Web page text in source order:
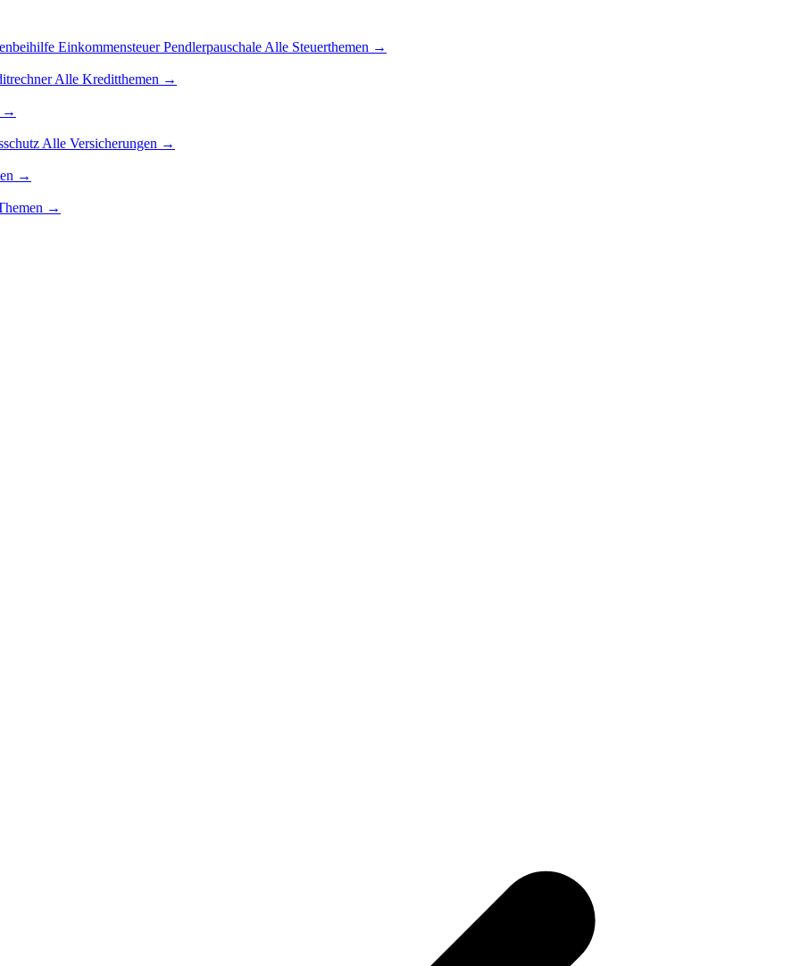
EinkommensteuerPendlerpauschale Alle Steuerthemen →
Alle Kreditthemen →
→
Alle Versicherungen →
→
→